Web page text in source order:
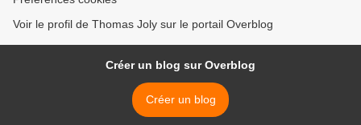
Voir le profil de Thomas Joly sur le portail Overblog
Créer un blog sur Overblog
Créer un blog